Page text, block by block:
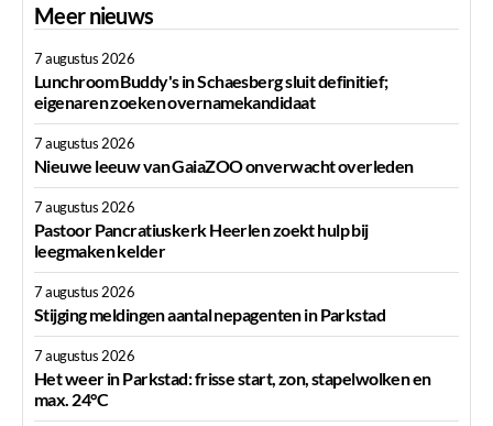
Meer nieuws
7 augustus 2026
Lunchroom Buddy's in Schaesberg sluit definitief;
eigenaren zoeken overnamekandidaat
7 augustus 2026
Nieuwe leeuw van GaiaZOO onverwacht overleden
7 augustus 2026
Pastoor Pancratiuskerk Heerlen zoekt hulp bij
leegmaken kelder
7 augustus 2026
Stijging meldingen aantal nepagenten in Parkstad
7 augustus 2026
Het weer in Parkstad: frisse start, zon, stapelwolken en
max. 24°C